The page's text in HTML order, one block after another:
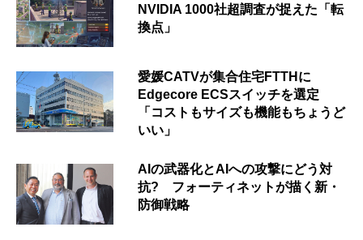
NVIDIA 1000社超調査が捉えた「転
換点」
愛媛CATVが集合住宅FTTHに
Edgecore ECSスイッチを選定
「コストもサイズも機能もちょうど
いい」
AIの武器化とAIへの攻撃にどう対
抗? フォーティネットが描く新・
防御戦略